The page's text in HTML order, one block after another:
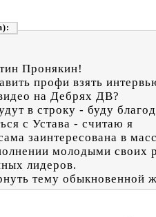
Пронякин!
профи взять
на Дебрях ДВ?
в строку - буду
с Устава - считаю я
заинтересована в
молодыми своих
лидеров.
тему обыкновенной